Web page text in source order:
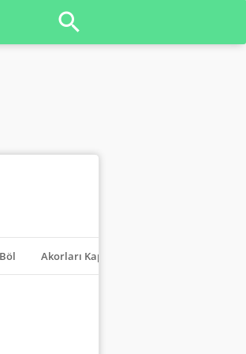
Akorları Kapat